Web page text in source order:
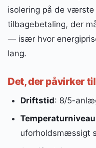
isolering på de
tilbagebetaling, der
— især hvor
lang.
Det, der påvirker
Driftstid: 8/5-
Temperaturniveau
uforholdsmæssigt